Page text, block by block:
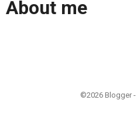
About me
©2026 Blogger -